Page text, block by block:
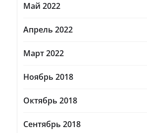
Май 2022
Апрель 2022
Март 2022
Ноябрь 2018
Октябрь 2018
Сентябрь 2018